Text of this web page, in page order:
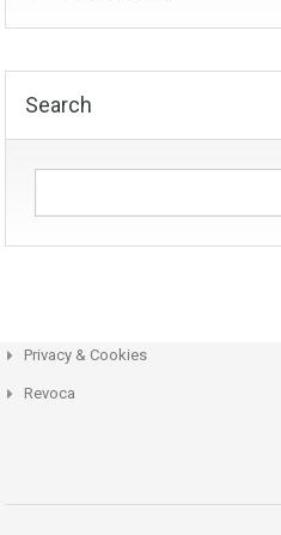
Search
Privacy & Cookies
Revoca